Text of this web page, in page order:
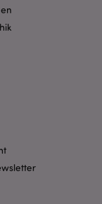
PHP.net
.www.puckator.de